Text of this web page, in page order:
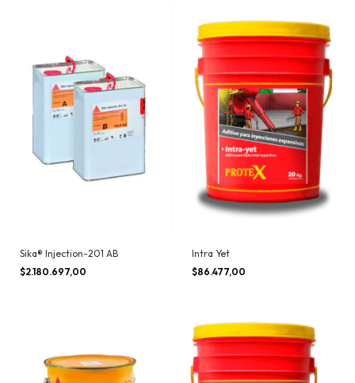
Sika® Injection-201 AB
$2.180.697,00
Intra Yet
$86.477,00